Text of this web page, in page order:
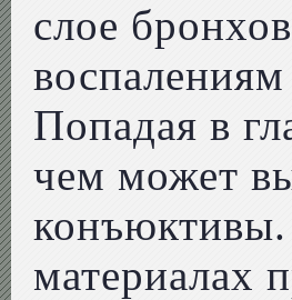
слое
Попадая в
чем может
материалах